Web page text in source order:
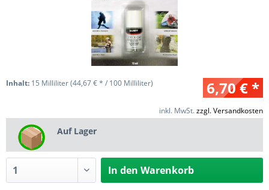
6,70 € *
Inhalt: 15 Milliliter (44,67 € * / 100 Milliliter)
inkl. MwSt.zzgl. Versandkosten
Auf Lager
In den Warenkorb